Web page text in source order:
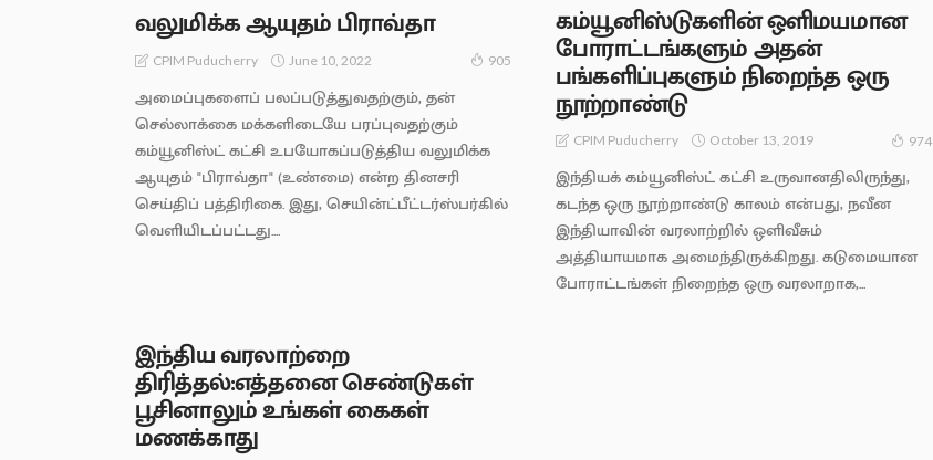
வலுமிக்க ஆயுதம் பிராவ்தா
CPIM Puducherry June 10, 2022 905
அமைப்புகளைப் பலப்படுத்துவதற்கும், தன்
செல்லாக்கை மக்களிடையே பரப்புவதற்கும்
கம்யூனிஸ்ட் கட்சி உபயோகப்படுத்திய வலுமிக்க
ஆயுதம் "பிராவ்தா" (உண்மை) என்ற தினசரி
செய்திப் பத்திரிகை. இது, செயின்ட்பீட்டர்ஸ்பர்கில்
வெளியிடப்பட்டது....
கம்யூனிஸ்டுகளின் ஒளிமயமான
போராட்டங்களும் அதன்
பங்களிப்புகளும் நிறைந்த ஒரு
நூற்றாண்டு
CPIM Puducherry October 13, 2019 974
இந்தியக் கம்யூனிஸ்ட் கட்சி உருவானதிலிருந்து,
கடந்த ஒரு நூற்றாண்டு காலம் என்பது, நவீன
இந்தியாவின் வரலாற்றில் ஒளிவீசும்
அத்தியாயமாக அமைந்திருக்கிறது. கடுமையான
போராட்டங்கள் நிறைந்த ஒரு வரலாறாக,...
இந்திய வரலாற்றை
திரித்தல்:எத்தனை செண்டுகள்
பூசினாலும் உங்கள் கைகள்
மணக்காது